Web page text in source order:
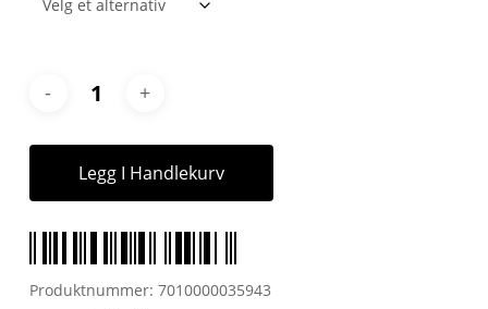
Legg I Handlekurv
Produktnummer: 7010000035943